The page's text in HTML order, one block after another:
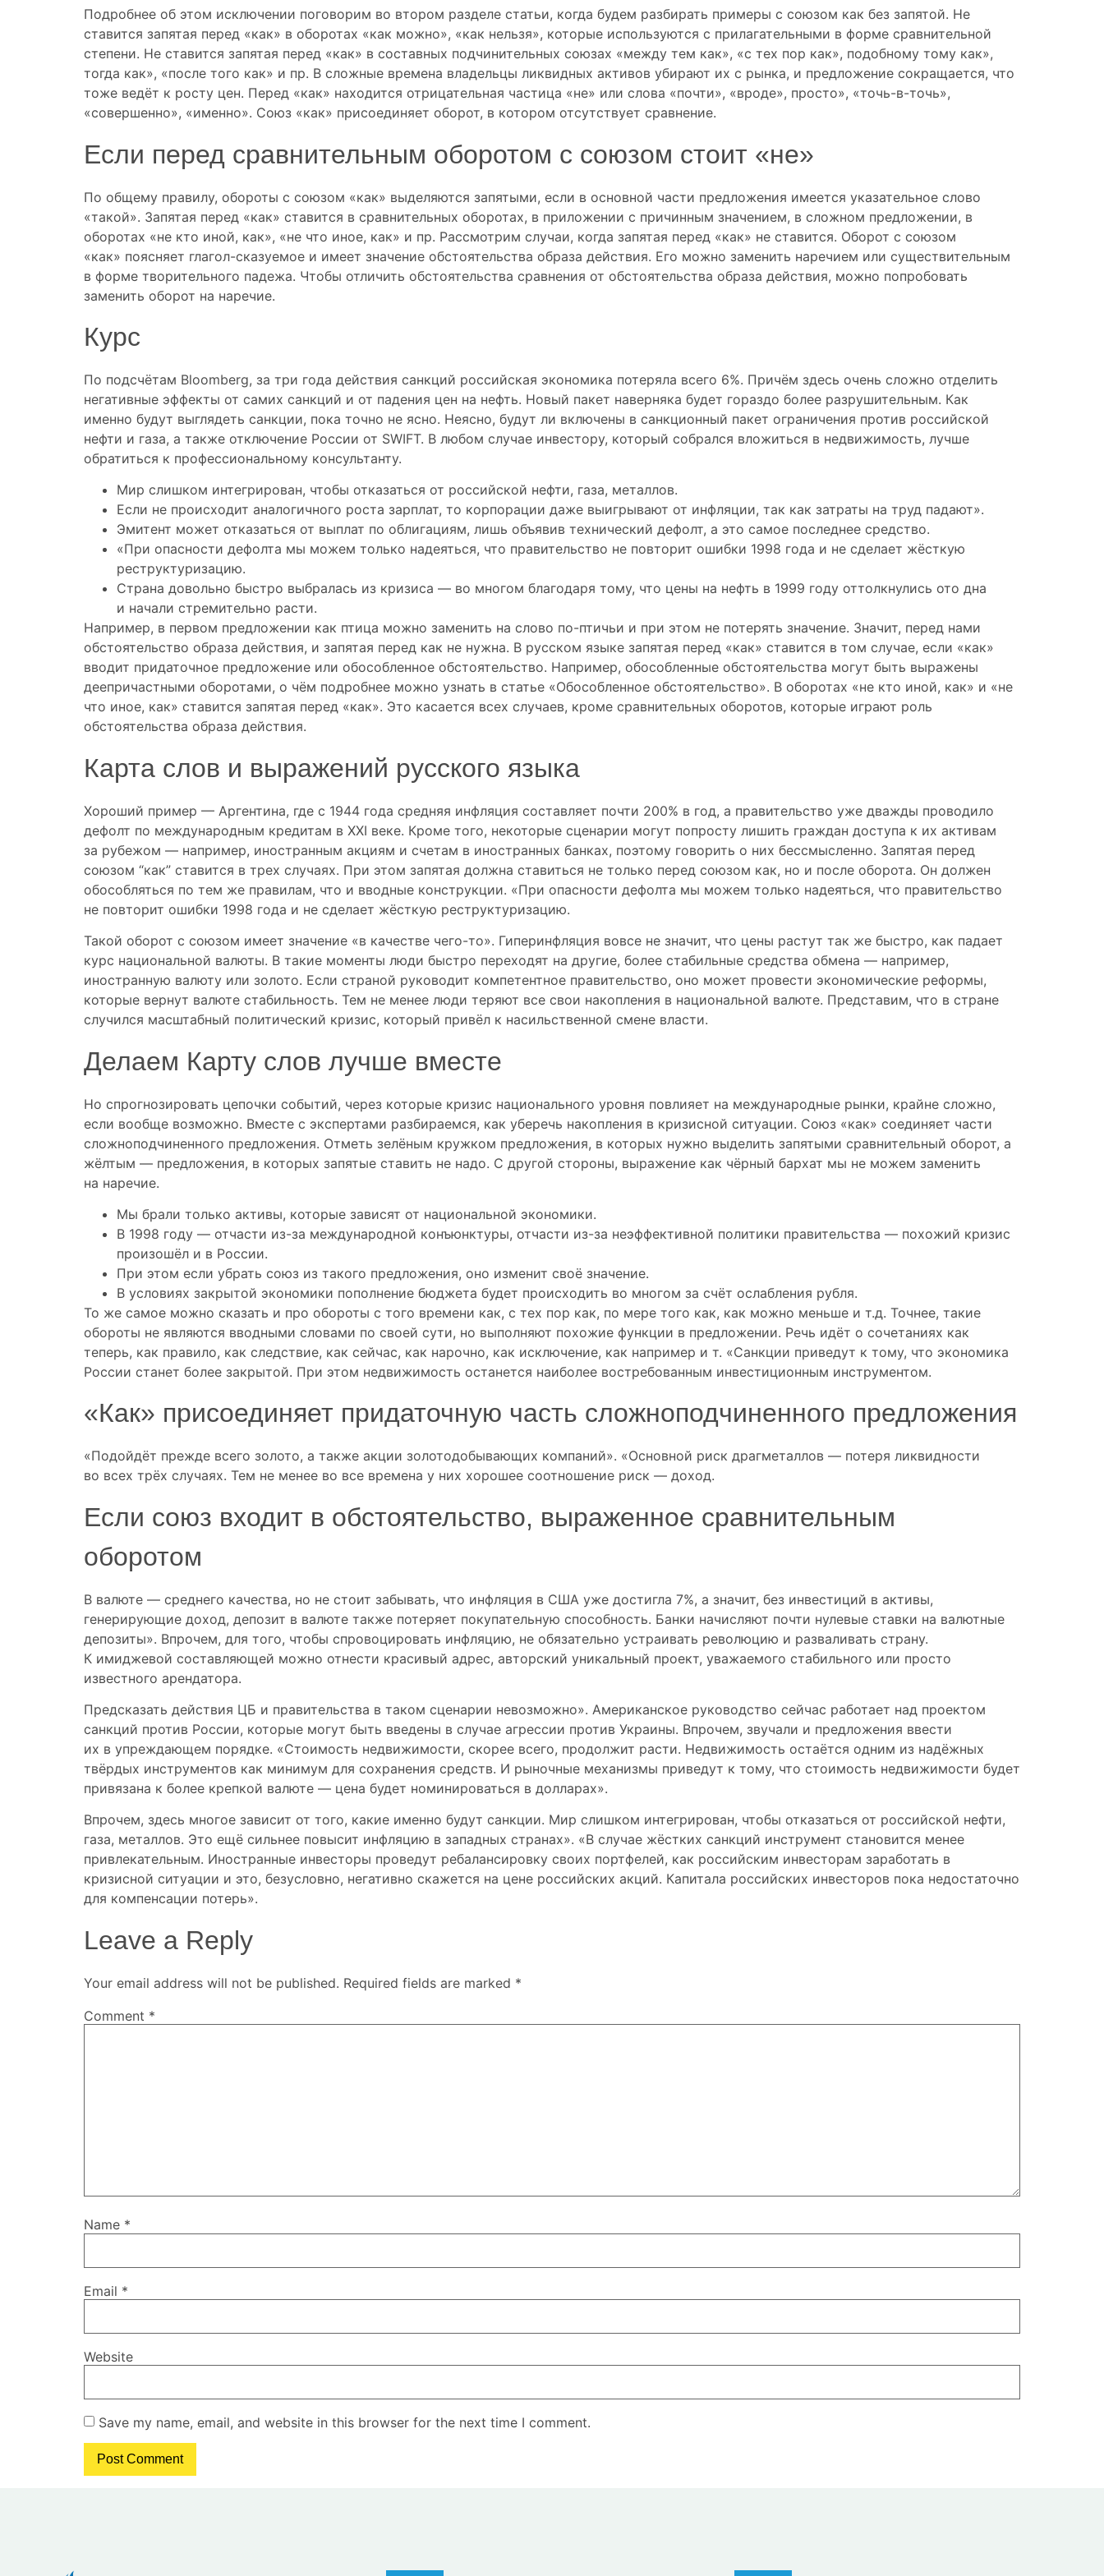
Подробнее об этом исключении поговорим во втором разделе статьи, когда будем разбирать примеры с союзом как без запятой. Не
ставится запятая перед «как» в оборотах «как можно», «как нельзя», которые используются с прилагательными в форме сравнительной
степени. Не ставится запятая перед «как» в составных подчинительных союзах «между тем как», «с тех пор как», подобному тому как»,
тогда как», «после того как» и пр. В сложные времена владельцы ликвидных активов убирают их с рынка, и предложение сокращается, что
тоже ведёт к росту цен. Перед «как» находится отрицательная частица «не» или слова «почти», «вроде», просто», «точь-в-точь»,
«совершенно», «именно». Союз «как» присоединяет оборот, в котором отсутствует сравнение.
Если перед сравнительным оборотом с союзом стоит «не»
По общему правилу, обороты с союзом «как» выделяются запятыми, если в основной части предложения имеется указательное слово
«такой». Запятая перед «как» ставится в сравнительных оборотах, в приложении с причинным значением, в сложном предложении, в
оборотах «не кто иной, как», «не что иное, как» и пр. Рассмотрим случаи, когда запятая перед «как» не ставится. Оборот с союзом
«как» поясняет глагол-сказуемое и имеет значение обстоятельства образа действия. Его можно заменить наречием или существительным
в форме творительного падежа. Чтобы отличить обстоятельства сравнения от обстоятельства образа действия, можно попробовать
заменить оборот на наречие.
Курс
По подсчётам Bloomberg, за три года действия санкций российская экономика потеряла всего 6%. Причём здесь очень сложно отделить
негативные эффекты от самих санкций и от падения цен на нефть. Новый пакет наверняка будет гораздо более разрушительным. Как
именно будут выглядеть санкции, пока точно не ясно. Неясно, будут ли включены в санкционный пакет ограничения против российской
нефти и газа, а также отключение России от SWIFT. В любом случае инвестору, который собрался вложиться в недвижимость, лучше
обратиться к профессиональному консультанту.
Мир слишком интегрирован, чтобы отказаться от российской нефти, газа, металлов.
Если не происходит аналогичного роста зарплат, то корпорации даже выигрывают от инфляции, так как затраты на труд падают».
Эмитент может отказаться от выплат по облигациям, лишь объявив технический дефолт, а это самое последнее средство.
«При опасности дефолта мы можем только надеяться, что правительство не повторит ошибки 1998 года и не сделает жёсткую
реструктуризацию.
Страна довольно быстро выбралась из кризиса — во многом благодаря тому, что цены на нефть в 1999 году оттолкнулись ото дна
и начали стремительно расти.
Например, в первом предложении как птица можно заменить на слово по-птичьи и при этом не потерять значение. Значит, перед нами
обстоятельство образа действия, и запятая перед как не нужна. В русском языке запятая перед «как» ставится в том случае, если «как»
вводит придаточное предложение или обособленное обстоятельство. Например, обособленные обстоятельства могут быть выражены
деепричастными оборотами, о чём подробнее можно узнать в статье «Обособленное обстоятельство». В оборотах «не кто иной, как» и «не
что иное, как» ставится запятая перед «как». Это касается всех случаев, кроме сравнительных оборотов, которые играют роль
обстоятельства образа действия.
Карта слов и выражений русского языка
Хороший пример — Аргентина, где с 1944 года средняя инфляция составляет почти 200% в год, а правительство уже дважды проводило
дефолт по международным кредитам в XXI веке. Кроме того, некоторые сценарии могут попросту лишить граждан доступа к их активам
за рубежом — например, иностранным акциям и счетам в иностранных банках, поэтому говорить о них бессмысленно. Запятая перед
союзом “как” ставится в трех случаях. При этом запятая должна ставиться не только перед союзом как, но и после оборота. Он должен
обособляться по тем же правилам, что и вводные конструкции. «При опасности дефолта мы можем только надеяться, что правительство
не повторит ошибки 1998 года и не сделает жёсткую реструктуризацию.
Такой оборот с союзом имеет значение «в качестве чего-то». Гиперинфляция вовсе не значит, что цены растут так же быстро, как падает
курс национальной валюты. В такие моменты люди быстро переходят на другие, более стабильные средства обмена — например,
иностранную валюту или золото. Если страной руководит компетентное правительство, оно может провести экономические реформы,
которые вернут валюте стабильность. Тем не менее люди теряют все свои накопления в национальной валюте. Представим, что в стране
случился масштабный политический кризис, который привёл к насильственной смене власти.
Делаем Карту слов лучше вместе
Но спрогнозировать цепочки событий, через которые кризис национального уровня повлияет на международные рынки, крайне сложно,
если вообще возможно. Вместе с экспертами разбираемся, как уберечь накопления в кризисной ситуации. Союз «как» соединяет части
сложноподчиненного предложения. Отметь зелёным кружком предложения, в которых нужно выделить запятыми сравнительный оборот, а
жёлтым — предложения, в которых запятые ставить не надо. С другой стороны, выражение как чёрный бархат мы не можем заменить
на наречие.
Мы брали только активы, которые зависят от национальной экономики.
В 1998 году — отчасти из-за международной конъюнктуры, отчасти из-за неэффективной политики правительства — похожий кризис
произошёл и в России.
При этом если убрать союз из такого предложения, оно изменит своё значение.
В условиях закрытой экономики пополнение бюджета будет происходить во многом за счёт ослабления рубля.
То же самое можно сказать и про обороты с того времени как, с тех пор как, по мере того как, как можно меньше и т.д. Точнее, такие
обороты не являются вводными словами по своей сути, но выполняют похожие функции в предложении. Речь идёт о сочетаниях как
теперь, как правило, как следствие, как сейчас, как нарочно, как исключение, как например и т. «Санкции приведут к тому, что экономика
России станет более закрытой. При этом недвижимость останется наиболее востребованным инвестиционным инструментом.
«Как» присоединяет придаточную часть сложноподчиненного предложения
«Подойдёт прежде всего золото, а также акции золотодобывающих компаний». «Основной риск драгметаллов — потеря ликвидности
во всех трёх случаях. Тем не менее во все времена у них хорошее соотношение риск — доход.
Если союз входит в обстоятельство, выраженное сравнительным
оборотом
В валюте — среднего качества, но не стоит забывать, что инфляция в США уже достигла 7%, а значит, без инвестиций в активы,
генерирующие доход, депозит в валюте также потеряет покупательную способность. Банки начисляют почти нулевые ставки на валютные
депозиты». Впрочем, для того, чтобы спровоцировать инфляцию, не обязательно устраивать революцию и разваливать страну.
К имиджевой составляющей можно отнести красивый адрес, авторский уникальный проект, уважаемого стабильного или просто
известного арендатора.
Предсказать действия ЦБ и правительства в таком сценарии невозможно». Американское руководство сейчас работает над проектом
санкций против России, которые могут быть введены в случае агрессии против Украины. Впрочем, звучали и предложения ввести
их в упреждающем порядке. «Стоимость недвижимости, скорее всего, продолжит расти. Недвижимость остаётся одним из надёжных
твёрдых инструментов как минимум для сохранения средств. И рыночные механизмы приведут к тому, что стоимость недвижимости будет
привязана к более крепкой валюте — цена будет номинироваться в долларах».
Впрочем, здесь многое зависит от того, какие именно будут санкции. Мир слишком интегрирован, чтобы отказаться от российской нефти,
газа, металлов. Это ещё сильнее повысит инфляцию в западных странах». «В случае жёстких санкций инструмент становится менее
привлекательным. Иностранные инвесторы проведут ребалансировку своих портфелей, как российским инвесторам заработать в
кризисной ситуации и это, безусловно, негативно скажется на цене российских акций. Капитала российских инвесторов пока недостаточно
для компенсации потерь».
Leave a Reply
Your email address will not be published. Required fields are marked *
Comment *
Name *
Email *
Website
Save my name, email, and website in this browser for the next time I comment.